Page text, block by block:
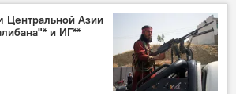
Россия
Центральной Азии
и ИГ**